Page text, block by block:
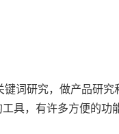
词研究，做产品研究
具，有许多方便的功